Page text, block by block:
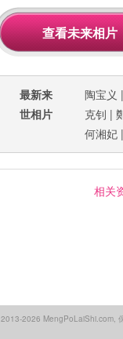
最新来
世相片
陶宝义
克钊 |
何湘妃
相关
2013-2026 MengPoLaiShi.com,